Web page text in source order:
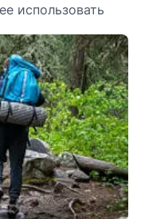
использовать